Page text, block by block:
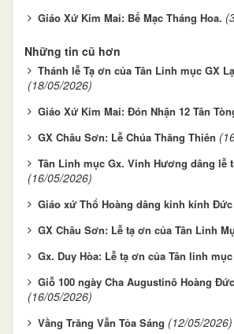
Giáo Xứ Kim Mai: Bế Mạc Tháng Hoa.
Những tin cũ hơn
Thánh lễ Tạ ơn của Tân Linh mục GX
(18/05/2026)
Giáo Xứ Kim Mai: Đón Nhận 12 Tân
GX Châu Sơn: Lễ Chúa Thăng Thiên
Tân Linh mục Gx. Vinh Hương dâng lễ
(16/05/2026)
Giáo xứ Thổ Hoàng dâng kinh kính Đức
GX Châu Sơn: Lễ tạ ơn của Tân Linh
Gx. Duy Hòa: Lễ tạ ơn của Tân linh mục
Giỗ 100 ngày Cha Augustinô Hoàng
(16/05/2026)
Vầng Trăng Vẫn Tỏa Sáng (12/05/2026)